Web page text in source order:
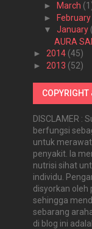
►
March
►
February
▼ January
AURA
► 2014 (45)
► 2013 (52)
COPYRIGHT
DISCLAMER :
berfungsi
untuk
penyakit. Ia
nutrisi sihat
individu.
disyorkan oleh
sehingga
sebarang
di blog ini